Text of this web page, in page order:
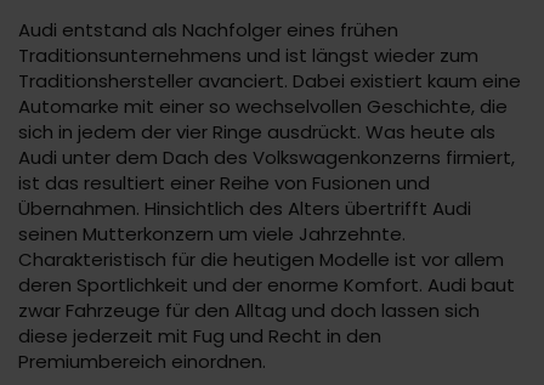
Audi entstand als Nachfolger eines frühen
Traditionsunternehmens und ist längst wieder zum
Traditionshersteller avanciert. Dabei existiert kaum eine
Automarke mit einer so wechselvollen Geschichte, die
sich in jedem der vier Ringe ausdrückt. Was heute als
Audi unter dem Dach des Volkswagenkonzerns firmiert,
ist das resultiert einer Reihe von Fusionen und
Übernahmen. Hinsichtlich des Alters übertrifft Audi
seinen Mutterkonzern um viele Jahrzehnte.
Charakteristisch für die heutigen Modelle ist vor allem
deren Sportlichkeit und der enorme Komfort. Audi baut
zwar Fahrzeuge für den Alltag und doch lassen sich
diese jederzeit mit Fug und Recht in den
Premiumbereich einordnen.